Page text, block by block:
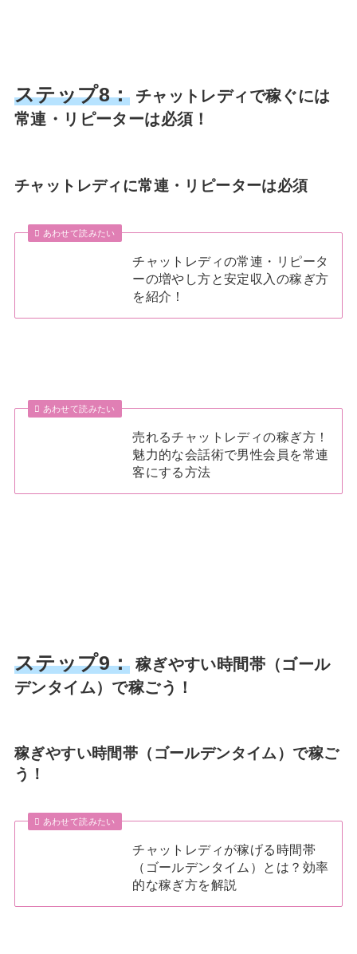
ステップ8： チャットレディで稼ぐには
常連・リピーターは必須！
チャットレディに常連・リピーターは必須
あわせて読みたい
チャットレディの常連・リピータ
ーの増やし方と安定収入の稼ぎ方
を紹介！
あわせて読みたい
売れるチャットレディの稼ぎ方！
魅力的な会話術で男性会員を常連
客にする方法
ステップ9： 稼ぎやすい時間帯（ゴール
デンタイム）で稼ごう！
稼ぎやすい時間帯（ゴールデンタイム）で稼ご
う！
あわせて読みたい
チャットレディが稼げる時間帯
（ゴールデンタイム）とは？効率
的な稼ぎ方を解説